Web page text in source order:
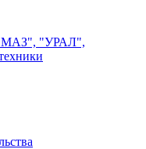
"УРАЛ",